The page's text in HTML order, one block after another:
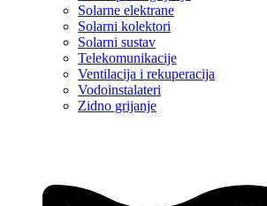
Solarne elektrane
Solarni kolektori
Solarni sustav
Telekomunikacije
Ventilacija i rekuperacija
Vodoinstalateri
Zidno grijanje